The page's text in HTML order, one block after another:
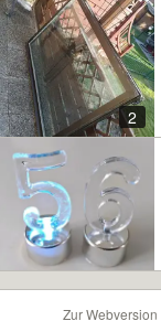
2
Zur Webversion